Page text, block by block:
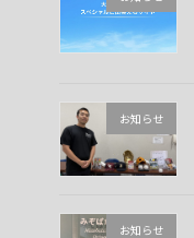
お知らせ
お知らせ